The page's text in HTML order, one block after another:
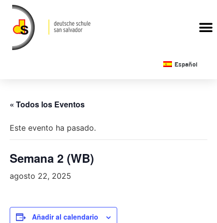
Español
« Todos los Eventos
Este evento ha pasado.
Semana 2 (WB)
agosto 22, 2025
Añadir al calendario